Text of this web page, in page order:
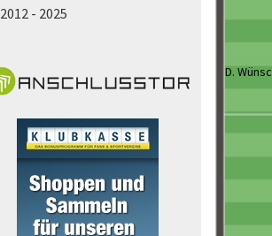
2012 - 2025
D.